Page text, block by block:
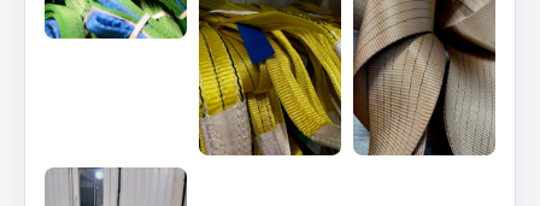
РТИ
Кольца уплотнительные
Лента конвейерная
Паронит